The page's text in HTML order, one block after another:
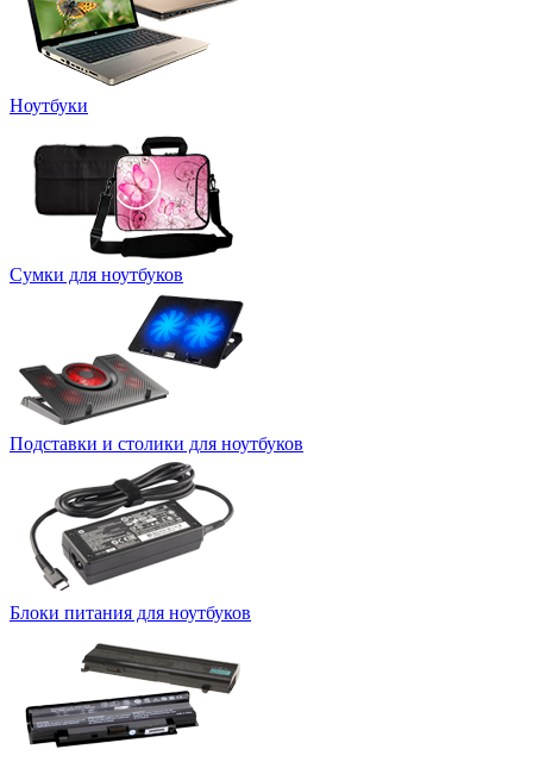
Ноутбуки
Сумки для ноутбуков
Подставки и столики для ноутбуков
Блоки питания для ноутбуков